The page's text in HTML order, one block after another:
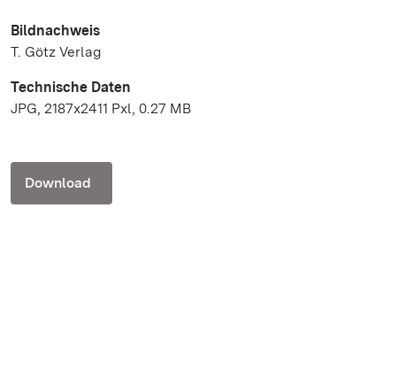
Bildnachweis
T. Götz Verlag
Technische Daten
JPG, 2187x2411 Pxl, 0.27 MB
Download